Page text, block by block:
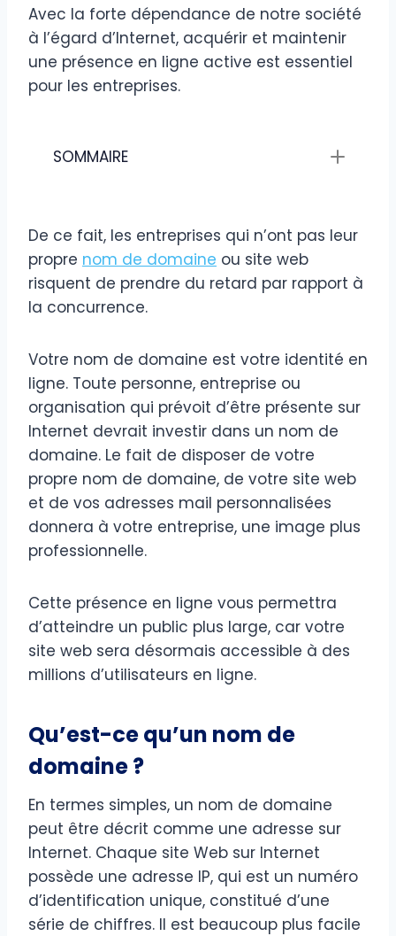
Avec la forte dépendance de notre société
à l’égard d’Internet, acquérir et maintenir
une présence en ligne active est essentiel
pour les entreprises.
SOMMAIRE
De ce fait, les entreprises qui n’ont pas leur
propre nom de domaine ou site web
risquent de prendre du retard par rapport à
la concurrence.
Votre nom de domaine est votre identité en
ligne. Toute personne, entreprise ou
organisation qui prévoit d’être présente sur
Internet devrait investir dans un nom de
domaine. Le fait de disposer de votre
propre nom de domaine, de votre site web
et de vos adresses mail personnalisées
donnera à votre entreprise, une image plus
professionnelle.
Cette présence en ligne vous permettra
d’atteindre un public plus large, car votre
site web sera désormais accessible à des
millions d’utilisateurs en ligne.
Qu’est-ce qu’un nom de
domaine ?
En termes simples, un nom de domaine
peut être décrit comme une adresse sur
Internet. Chaque site Web sur Internet
possède une adresse IP, qui est un numéro
d’identification unique, constitué d’une
série de chiffres. Il est beaucoup plus facile